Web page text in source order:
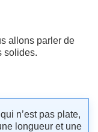
allons parler de
solides.
n’est pas plate,
longueur et une